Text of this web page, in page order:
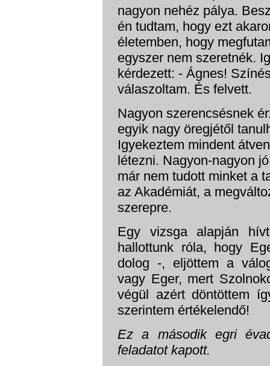
nagyon nehéz pálya.
én tudtam, hogy ezt
életemben, hogy
egyszer nem szeretnék.
kérdezett: - Ágnes!
válaszoltam. És felvett.
Nagyon szerencsésnek
egyik nagy öregjétől
Igyekeztem mindent
létezni. Nagyon-nagyon
már nem tudott minket a
az Akadémiát, a
szerepre.
Egy vizsga alapján
hallottunk róla, hogy
dolog -, eljöttem a
vagy Eger, mert
végül azért döntöttem
szerintem értékelendő!
Ez a második egri
feladatot kapott.